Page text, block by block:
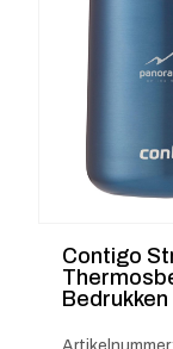
Contigo